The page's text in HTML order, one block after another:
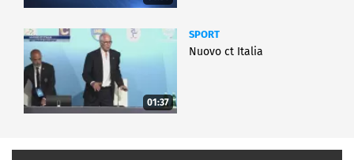
01:37
SPORT
Nuovo ct Italia